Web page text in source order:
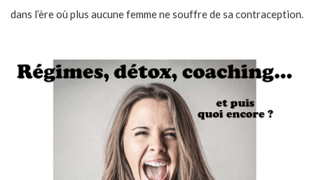
dans l’ère où plus aucune femme ne souffre de sa contraception.